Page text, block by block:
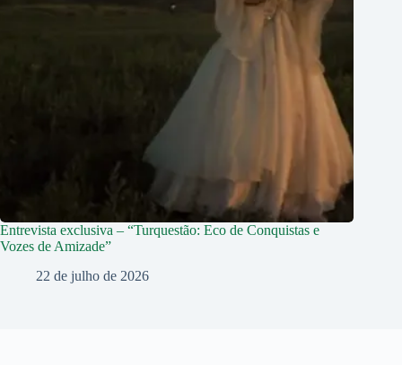
Entrevista exclusiva – “Turquestão: Eco de Conquistas e
Vozes de Amizade”
22 de julho de 2026